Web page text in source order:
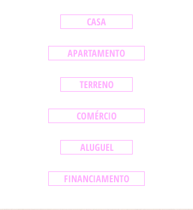
CASA
APARTAMENTO
TERRENO
COMÉRCIO
ALUGUEL
FINANCIAMENTO